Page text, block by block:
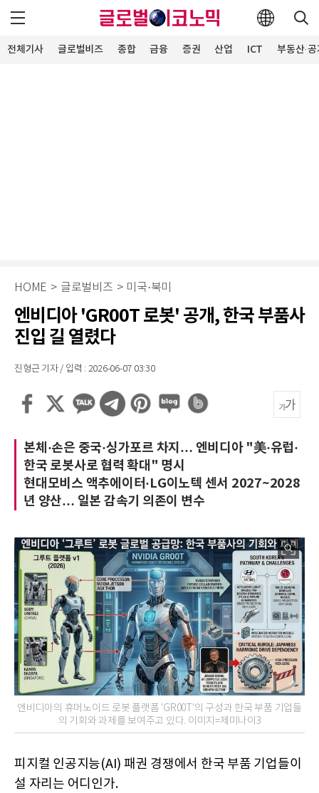
전체기사 글로벌비즈 종합 금융 증권 산업 ICT 부동산·
HOME > 글로벌비즈 > 미국·북미
엔비디아 'GR00T 로봇' 공개, 한국 부품사
진입 길 열렸다
진형근 기자 / 입력 : 2026-06-07 03:30
본체·손은 중국·싱가포르 차지… 엔비디아 "美·유럽·
한국 로봇사로 협력 확대" 명시
현대모비스 액추에이터·LG이노텍 센서 2027~2028
년 양산… 일본 감속기 의존이 변수
엔비디아의 휴머노이드 로봇 플랫폼 'GR00T'의 구성과 한국 부품 기업들
의 기회와 과제를 보여주고 있다. 이미지=제미나이3
피지컬 인공지능(AI) 패권 경쟁에서 한국 부품 기업들이
설 자리는 어디인가.